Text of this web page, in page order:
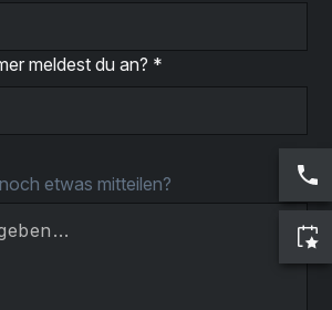
meldest du an? *
etwas mitteilen?